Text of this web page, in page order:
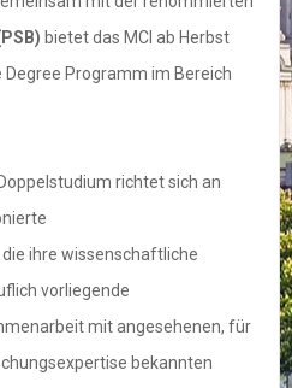
bietet das MCI ab Herbst
Programm im Bereich
richtet sich an
ihre wissenschaftliche
vorliegende
mit angesehenen, für
bekannten